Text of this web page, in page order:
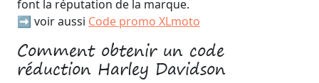
font la réputation de la marque.
➡️ voir aussi Code promo XLmoto
Comment obtenir un code
réduction Harley Davidson